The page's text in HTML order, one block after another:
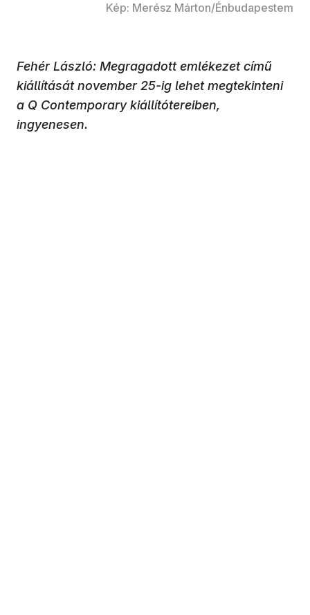
Kép: Merész Márton/Énbudapestem
Fehér László: Megragadott emlékezet című
kiállítását november 25-ig lehet megtekinteni
a Q Contemporary kiállítótereiben,
ingyenesen.